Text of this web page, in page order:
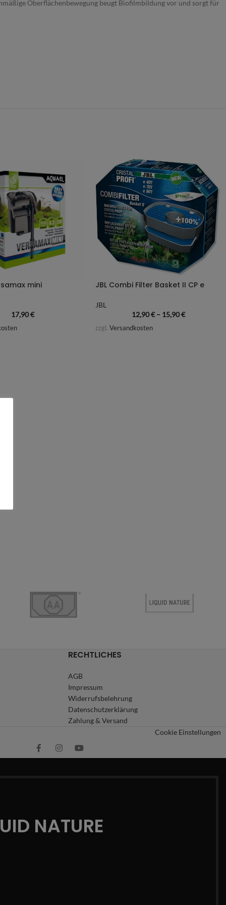
Oberflächenbewegung beugt Biofilmbildung vor und sorgt für
mini
17,90€
JBL Combi Filter Basket II CP e
JBL
12,90€– 15,90€
zzgl.Versandkosten
RECHTLICHES
AGB
Impressum
Widerrufsbelehrung
Datenschutzerklärung
Zahlung & Versand
Cookie Einstellungen
NATURE